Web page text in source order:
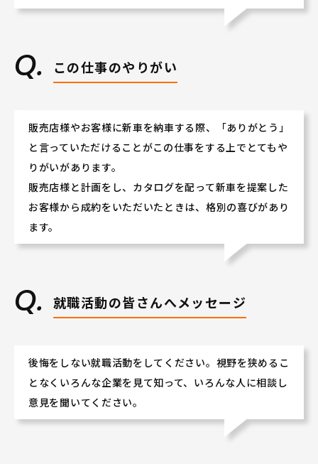
この仕事のやりがい
販売店様やお客様に新車を納車する際、「ありがとう」
と言っていただけることがこの仕事をする上でとてもや
りがいがあります。
販売店様と計画をし、カタログを配って新車を提案した
お客様から成約をいただいたときは、格別の喜びがあり
ます。
就職活動の皆さんへメッセージ
後悔をしない就職活動をしてください。視野を狭めるこ
となくいろんな企業を見て知って、いろんな人に相談し
意見を聞いてください。